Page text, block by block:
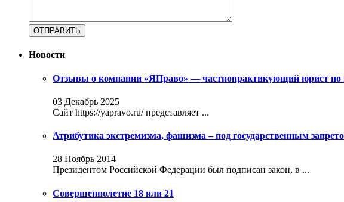
Новости
Отзывы о компании «ЯПраво» — частнопрактикующий юрист по
03 Декабрь 2025
Сайт https://yapravo.ru/ представляет ...
Атрибутика экстремизма, фашизма – под государственным
28 Ноябрь 2014
Президентом Российской Федерации был подписан закон, в ...
Совершеннолетие 18 или 21